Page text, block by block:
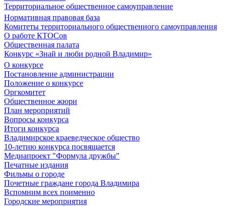
Территориальное общественное самоуправление
Нормативная правовая база
Комитеты территориального общественного самоуправления
О работе КТОСов
Общественная палата
Конкурс «Знай и люби родной Владимир»
О конкурсе
Постановление администрации
Положение о конкурсе
Оргкомитет
Общественное жюри
План мероприятий
Вопросы конкурса
Итоги конкурса
Владимирское краеведческое общество
10-летию конкурса посвящается
Медиапроект "Формула дружбы"
Печатные издания
Фильмы о городе
Почетные граждане города Владимира
Вспомним всех поименно
Городские мероприятия